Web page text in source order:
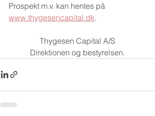
Prospekt m.v. kan hentes på
www.thygesencapital.dk.
Thygesen Capital A/S
Direktionen og bestyrelsen.